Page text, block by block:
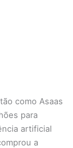
como Asaas
para
artificial
a